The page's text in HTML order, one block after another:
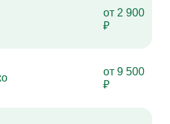
от 2 900
₽
от 9 500
₽